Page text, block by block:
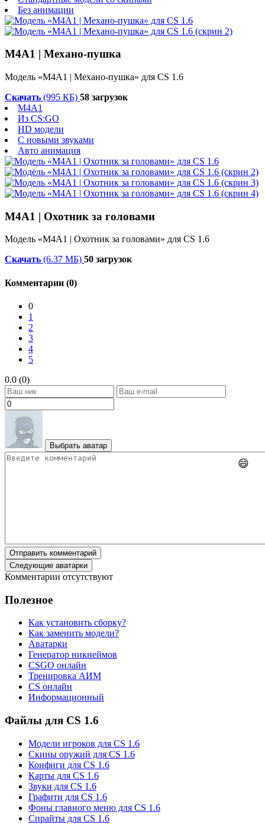
Без анимации
M4A1 | Механо-пушка
Модель «M4A1 | Механо-пушка» для CS 1.6
Скачать (995 КБ) 58 загрузок
M4A1
Из CS:GO
HD модели
С новыми звуками
Авто анимация
M4A1 | Охотник за головами
Модель «M4A1 | Охотник за головами» для CS 1.6
Скачать (6.37 МБ) 50 загрузок
Комментарии (0)
0
1
2
3
4
5
0.0 (0)
Выбрать аватар
😄
Отправить комментарий
Следующие аватарки
Комментарии отсутствуют
Полезное
Как установить сборку?
Как заменить модели?
Аватарки
Генератор никнеймов
CSGO онлайн
Тренировка АИМ
CS онлайн
Информационный
Файлы для CS 1.6
Модели игроков для CS 1.6
Скины оружий для CS 1.6
Конфиги для CS 1.6
Карты для CS 1.6
Звуки для CS 1.6
Графити для CS 1.6
Фоны главного меню для CS 1.6
Спрайты для CS 1.6